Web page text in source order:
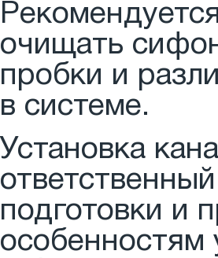
очищать
пробки и
в системе.
Установка
подготовки и
особенностям